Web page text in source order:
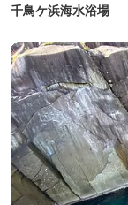
千鳥ケ浜海水浴場